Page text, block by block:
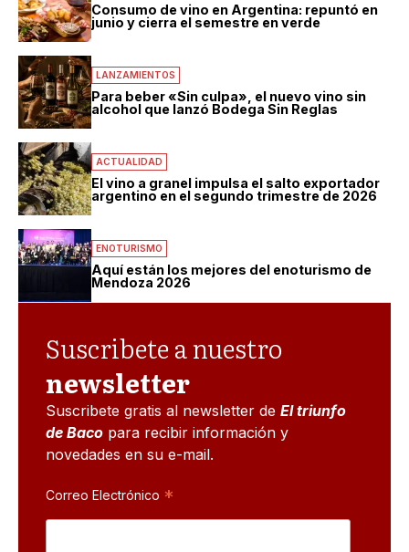
Consumo de vino en Argentina: repuntó en
junio y cierra el semestre en verde
LANZAMIENTOS
Para beber «Sin culpa», el nuevo vino sin
alcohol que lanzó Bodega Sin Reglas
ACTUALIDAD
El vino a granel impulsa el salto exportador
argentino en el segundo trimestre de 2026
ENOTURISMO
Aquí están los mejores del enoturismo de
Mendoza 2026
Suscribete a nuestro
newsletter
Suscribete gratis al newsletter de El triunfo
de Baco para recibir información y
novedades en su e-mail.
Correo Electrónico *